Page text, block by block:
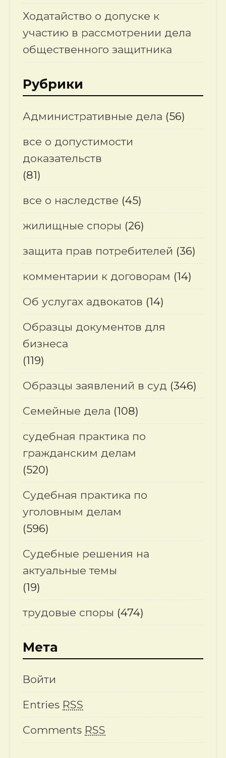
Ходатайство о допуске к
участию в рассмотрении дела
общественного защитника
Рубрики
Административные дела (56)
все о допустимости
доказательств
(81)
все о наследстве (45)
жилищные споры (26)
защита прав потребителей (36)
комментарии к договорам (14)
Об услугах адвокатов (14)
Образцы документов для
бизнеса
(119)
Образцы заявлений в суд (346)
Семейные дела (108)
судебная практика по
гражданским делам
(520)
Судебная практика по
уголовным делам
(596)
Судебные решения на
актуальные темы
(19)
трудовые споры (474)
Мета
Войти
Entries RSS
Comments RSS